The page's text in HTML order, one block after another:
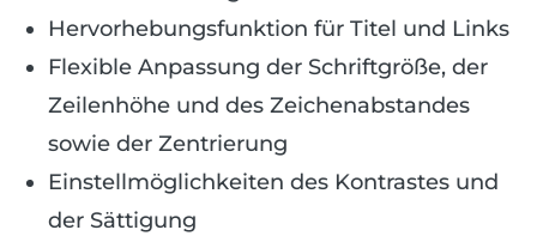
Hervorhebungsfunktion für Titel und Links
Flexible Anpassung der Schriftgröße, der
Zeilenhöhe und des Zeichenabstandes
sowie der Zentrierung
Einstellmöglichkeiten des Kontrastes und
der Sättigung